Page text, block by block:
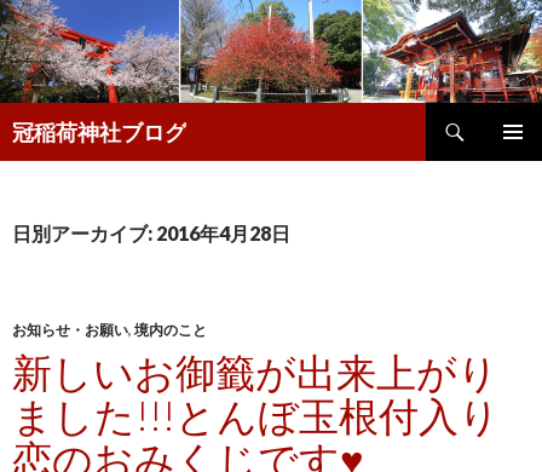
冠稲荷神社ブログ
索
ン
動
日別アーカイブ: 2016年4月28日
お知らせ・お願い, 境内のこと
新しいお御籤が出来上がり
ました!!!とんぼ玉根付入り
恋のおみくじです♥